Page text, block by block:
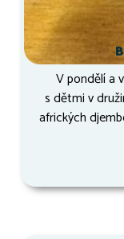
V pondělí a
s dětmi v
afrických